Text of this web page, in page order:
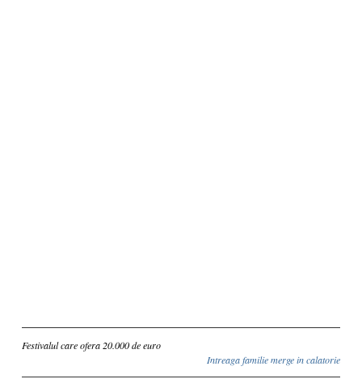
Inscriere
Festivalul care ofera 20.000 de euro
Intreaga familie merge in calatorie